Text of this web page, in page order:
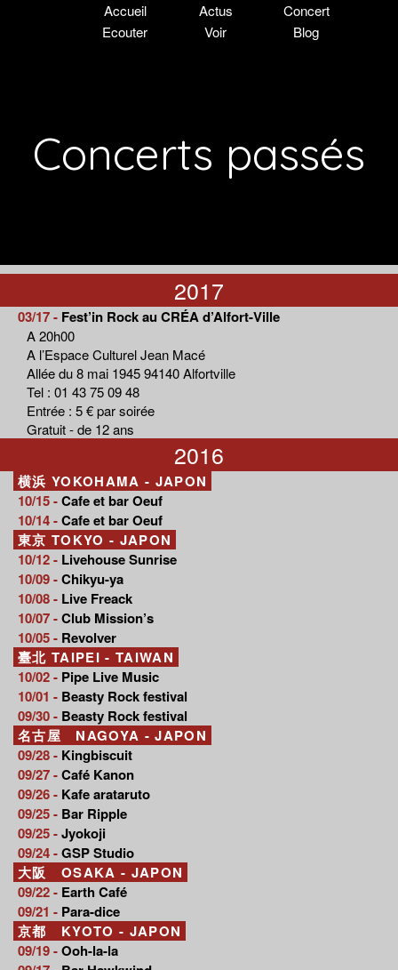
Accueil Actus
Concert
Ecouter
Voir Blog
Concerts passés
2017
03/17 - Fest’in Rock au CRÉA d’Alfort-Ville
A 20h00
A l’Espace Culturel Jean Macé
Allée du 8 mai 1945 94140 Alfortville
Tel : 01 43 75 09 48
Entrée : 5 € par soirée
Gratuit - de 12 ans
2016
横浜 YOKOHAMA - JAPON
10/15 -Cafe et bar Oeuf
10/14 -Cafe et bar Oeuf
東京 TOKYO - JAPON
10/12 - Livehouse Sunrise
10/09 -Chikyu-ya
10/08 - Live Freack
10/07 -Club Mission’s
10/05 - Revolver
臺北 TAIPEI - TAIWAN
10/02 - Pipe Live Music
10/01 - Beasty Rock festival
09/30 - Beasty Rock festival
名古屋 NAGOYA - JAPON
09/28 - Kingbiscuit
09/27 -Café Kanon
09/26 - Kafe arataruto
09/25 - Bar Ripple
09/25 -Jyokoji
09/24 -GSP Studio
大阪 OSAKA - JAPON
09/22 - Earth Café
09/21 - Para-dice
京都 KYOTO - JAPON
09/19 -Ooh-la-la